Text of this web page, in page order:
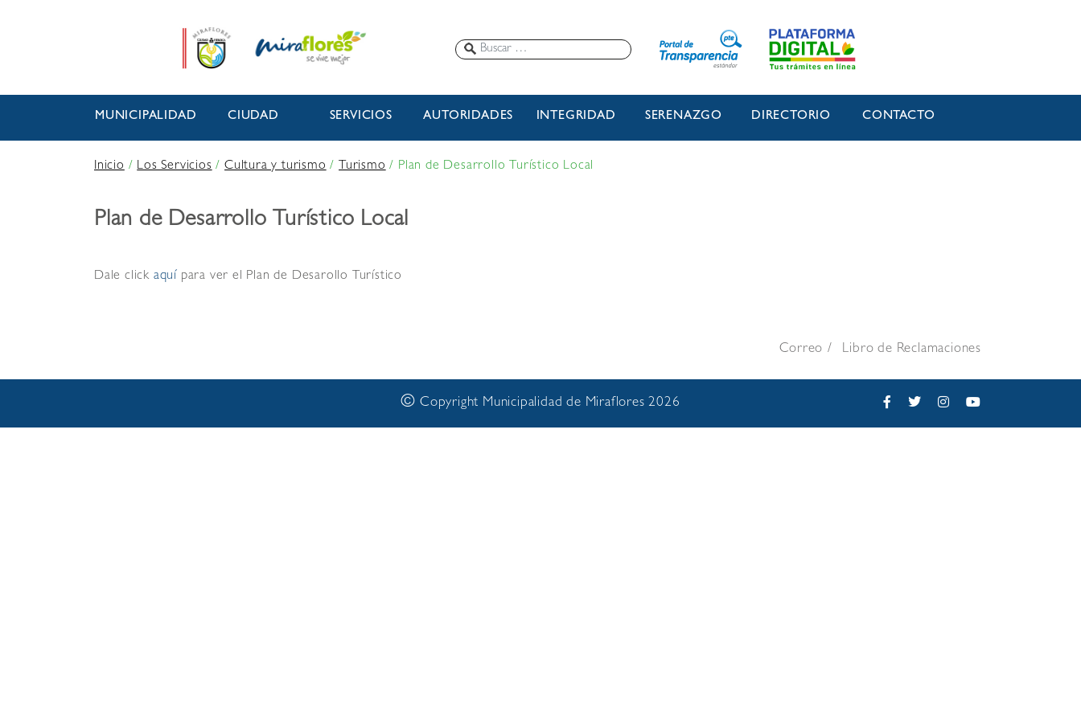
MUNICIPALIDAD CIUDAD SERVICIOS AUTORIDADES INTEGRIDAD SERENAZGO DIRECTORIO CONTACTO
Inicio/Los Servicios/Cultura y turismo/Turismo/ Plan de Desarrollo Turístico Local
Plan de Desarrollo Turístico Local
Dale click aquí para ver el Plan de Desarollo Turístico
Correo Libro de Reclamaciones
© Copyright Municipalidad de Miraflores 2026